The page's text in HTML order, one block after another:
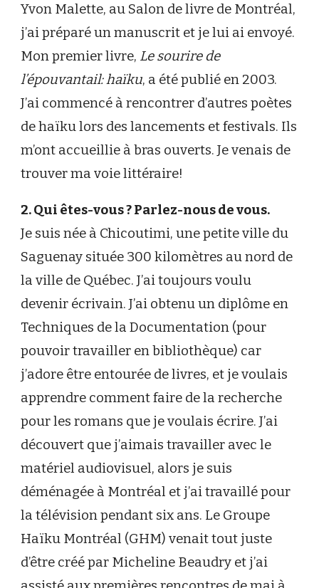
Yvon Malette, au Salon de livre de Montréal,
j’ai préparé un manuscrit et je lui ai envoyé.
Mon premier livre, Le sourire de
l’épouvantail: haïku, a été publié en 2003.
J’ai commencé à rencontrer d’autres poètes
de haïku lors des lancements et festivals. Ils
m’ont accueillie à bras ouverts. Je venais de
trouver ma voie littéraire!
2. Qui êtes-vous ? Parlez-nous de vous.
Je suis née à Chicoutimi, une petite ville du
Saguenay située 300 kilomètres au nord de
la ville de Québec. J’ai toujours voulu
devenir écrivain. J’ai obtenu un diplôme en
Techniques de la Documentation (pour
pouvoir travailler en bibliothèque) car
j’adore être entourée de livres, et je voulais
apprendre comment faire de la recherche
pour les romans que je voulais écrire. J’ai
découvert que j’aimais travailler avec le
matériel audiovisuel, alors je suis
déménagée à Montréal et j’ai travaillé pour
la télévision pendant six ans. Le Groupe
Haïku Montréal (GHM) venait tout juste
d’être créé par Micheline Beaudry et j’ai